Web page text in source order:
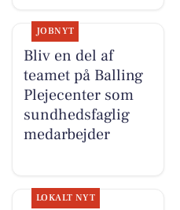
JOBNYT
Bliv en del af
teamet på Balling
Plejecenter som
sundhedsfaglig
medarbejder
LOKALT NYT